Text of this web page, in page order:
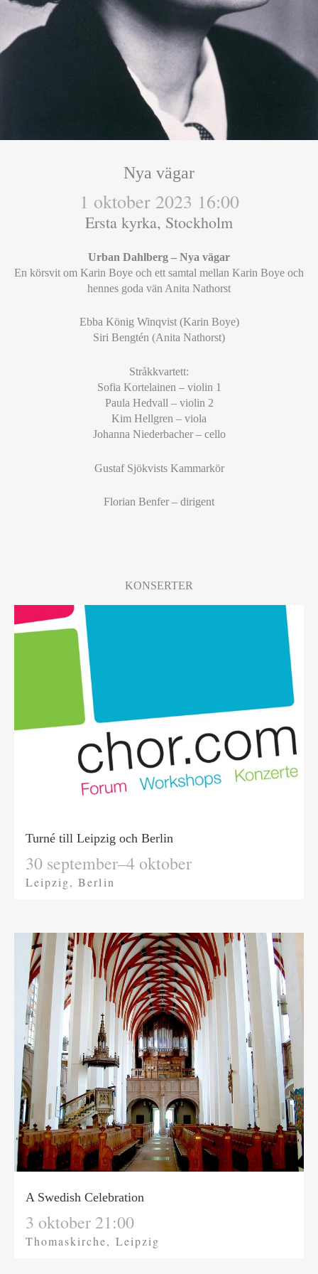
Nya vägar
1 oktober 2023 16:00
Ersta kyrka, Stockholm
Urban Dahlberg – Nya vägar
En körsvit om Karin Boye och ett samtal mellan Karin Boye och
hennes goda vän Anita Nathorst
Ebba König Winqvist (Karin Boye)
Siri Bengtén (Anita Nathorst)
Stråkkvartett:
Sofia Kortelainen – violin 1
Paula Hedvall – violin 2
Kim Hellgren – viola
Johanna Niederbacher – cello
Gustaf Sjökvists Kammarkör
Florian Benfer – dirigent
KONSERTER
Turné till Leipzig och Berlin
30 september–4 oktober
Leipzig, Berlin
A Swedish Celebration
3 oktober 21:00
Thomaskirche, Leipzig